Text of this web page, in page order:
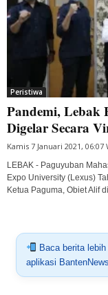
Peristiwa
Pandemi, Lebak
Digelar Secara
Kamis 7 Januari 2021, 06:07
LEBAK - Paguyuban
Expo University (Lexus)
Ketua Paguma, Obiet Alif
Baca berita
aplikasi